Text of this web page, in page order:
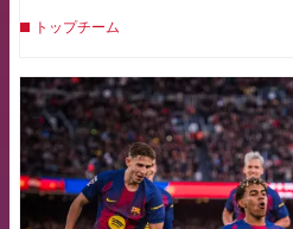
トップチーム